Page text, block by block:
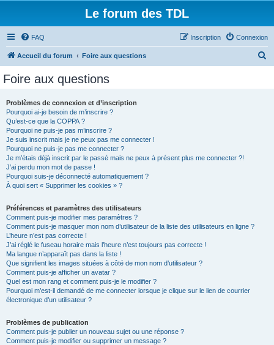
Le forum des TDL
FAQ Connexion
Inscription
Accueil du forum Foire aux questions
Foire aux questions
Problèmes de connexion et d’inscription
Pourquoi ai-je besoin de m’inscrire ?
Qu’est-ce que la COPPA ?
Pourquoi ne puis-je pas m’inscrire ?
Je suis inscrit mais je ne peux pas me connecter !
Pourquoi ne puis-je pas me connecter ?
Je m’étais déjà inscrit par le passé mais ne peux à présent plus me connecter ?!
J’ai perdu mon mot de passe !
Pourquoi suis-je déconnecté automatiquement ?
À quoi sert « Supprimer les cookies » ?
Préférences et paramètres des utilisateurs
Comment puis-je modifier mes paramètres ?
Comment puis-je masquer mon nom d’utilisateur de la liste des utilisateurs en ligne ?
L’heure n’est pas correcte !
J’ai réglé le fuseau horaire mais l’heure n’est toujours pas correcte !
Ma langue n’apparaît pas dans la liste !
Que signifient les images situées à côté de mon nom d’utilisateur ?
Comment puis-je afficher un avatar ?
Quel est mon rang et comment puis-je le modifier ?
Pourquoi m’est-il demandé de me connecter lorsque je clique sur le lien de courrier
électronique d’un utilisateur ?
Problèmes de publication
Comment puis-je publier un nouveau sujet ou une réponse ?
Comment puis-je modifier ou supprimer un message ?